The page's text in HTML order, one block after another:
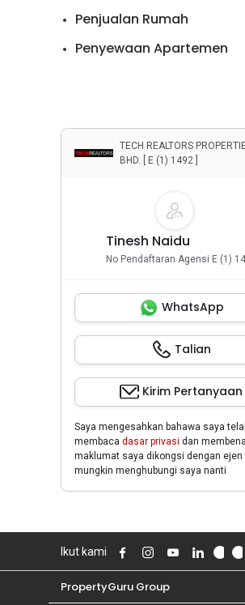
Penjualan Rumah
Penyewaan Apartemen
TECH REALTORS
BHD. [ E (1) 1492 ]
Tinesh Naidu
No Pendaftaran Agensi E (1)
WhatsApp
Talian
Kirim Pertanyaan
Saya mengesahkan bahawa saya
membaca dasar privasi dan
maklumat saya dikongsi dengan ejen
mungkin menghubungi saya nanti
Ikut kami
PropertyGuru Group